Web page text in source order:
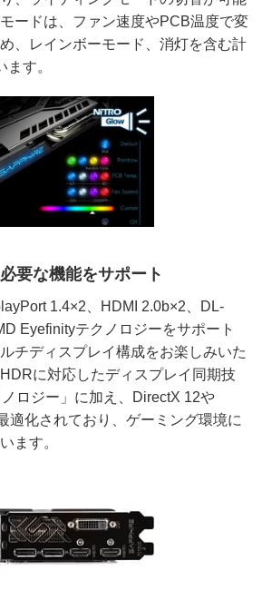
ードは、ファン速度やPCB温度で変
、レインボーモード、消灯を含む計
す。
要な機能をサポート
1.4×2、HDMI 2.0b×2、DL-
Eyefinityテクノロジーをサポート
チディスプレイ構成をお楽しみいた
に対応したディスプレイ同期技
ロジー」に加え、DirectX 12や
適化されており、ゲーミング環境に
ます。